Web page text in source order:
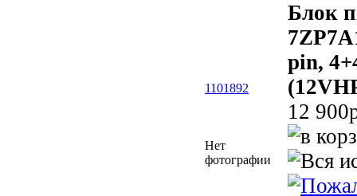
1101892
Нет
фотографии
Блок
pin,
12